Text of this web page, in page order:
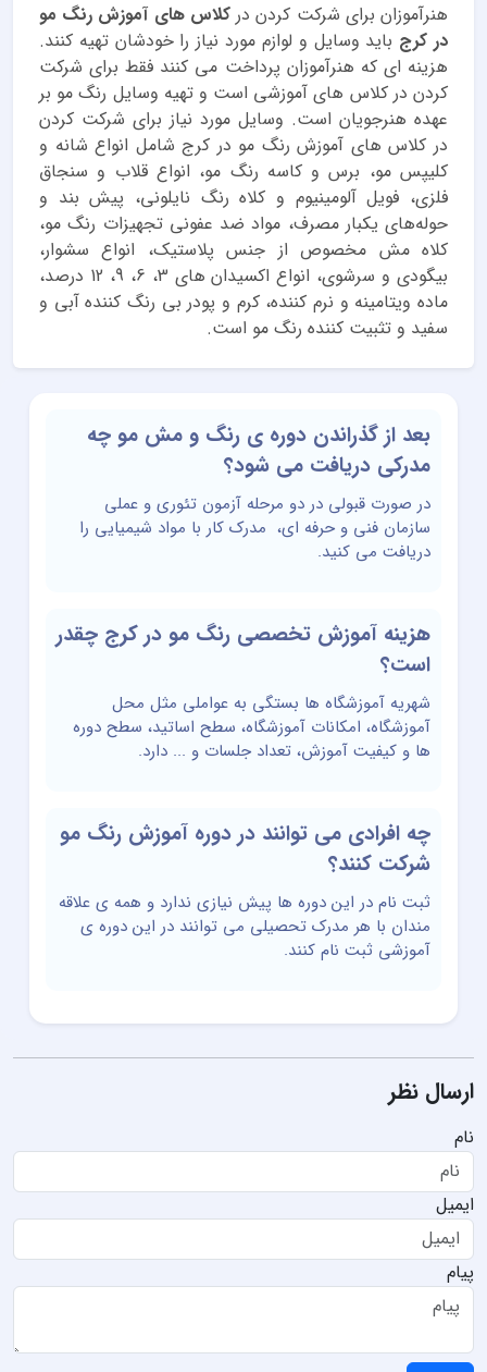
هنرآموزان برای شرکت کردن درکلاس های آموزش رنگ مو
در کرج باید وسایل و لوازم مورد نیاز را خودشان تهیه کنند.
هزینه ای که هنرآموزان پرداخت می کنند فقط برای شرکت
کردن در کلاس های آموزشی است و تهیه وسایل رنگ مو بر
عهده هنرجویان است. وسایل مورد نیاز برای شرکت کردن
در کلاس های آموزش رنگ مو در کرج شامل انواع شانه و
کلیپس مو، برس و کاسه رنگ مو، انواع قلاب و سنجاق
فلزی، فویل آلومینیوم و کلاه رنگ نایلونی، پیش بند و
حوله‌های یکبار مصرف، مواد ضد عفونی تجهیزات رنگ مو،
کلاه مش مخصوص از جنس پلاستیک، انواع سشوار،
بیگودی و سرشوی، انواع اکسیدان های 3، 6، 9، 12 درصد،
ماده ویتامینه و نرم کننده، کرم و پودر بی رنگ کننده آبی و
سفید و تثبیت کننده رنگ مو است.
بعد از گذراندن دوره ی رنگ و مش مو چه
مدرکی دریافت می شود؟
در صورت قبولی در دو مرحله آزمون تئوری و عملی
سازمان فنی و حرفه ای، مدرک کار با مواد شیمیایی را
دریافت می کنید.
هزینه آموزش تخصصی رنگ مو در کرج چقدر
است؟
شهریه آموزشگاه ها بستگی به عواملی مثل محل
آموزشگاه، امکانات آموزشگاه، سطح اساتید، سطح دوره
ها و کیفیت آموزش، تعداد جلسات و ... دارد.
چه افرادی می توانند در دوره آموزش رنگ مو
شرکت کنند؟
ثبت نام در این دوره ها پیش نیازی ندارد و همه ی علاقه
مندان با هر مدرک تحصیلی می توانند در این دوره ی
آموزشی ثبت نام کنند.
ارسال نظر
نام
ایمیل
پیام